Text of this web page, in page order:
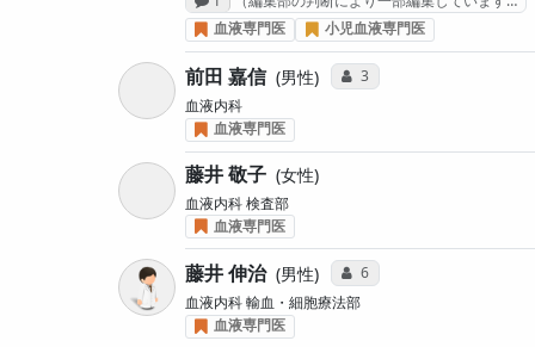
血液専門医
小児血液専門医
前田 嘉信 男性 コミュニケーション・タイプ
3
血液内科
血液専門医
藤井 敬子 女性
血液内科 検査部
血液専門医
藤井 伸治 男性 コミュニケーション・タイプ
6
血液内科 輸血・細胞療法部
血液専門医